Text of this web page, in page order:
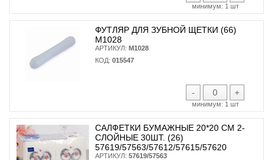
минимум: 1 шт
ФУТЛЯР ДЛЯ ЗУБНОЙ ЩЕТКИ (66)
М1028
АРТИКУЛ: М1028
КОД: 015547
- +
минимум: 1 шт
САЛФЕТКИ БУМАЖНЫЕ 20*20 СМ 2-
СЛОЙНЫЕ 30ШТ. (26)
57619/57563/57612/57615/57620
АРТИКУЛ: 57619/57563